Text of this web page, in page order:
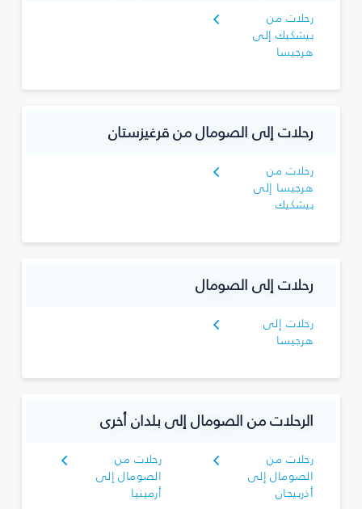
رحلات من
بيشكيك إلى
هرجيسا
رحلات إلى الصومال من قرغيزستان
رحلات من
هرجيسا إلى
بيشكيك
رحلات إلى الصومال
رحلات إلى
هرجيسا
الرحلات من الصومال إلى بلدان أخرى
رحلات من
الصومال إلى
أذربيجان
رحلات من
الصومال إلى
أرمينيا